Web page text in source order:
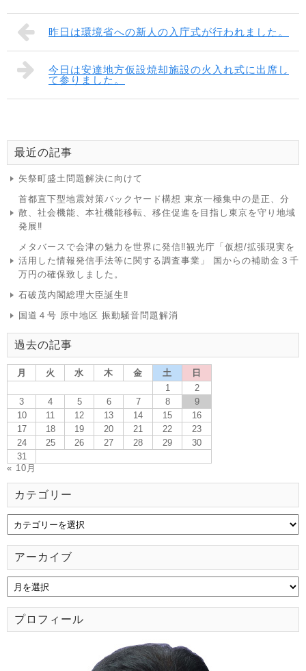
昨日は環境省への新人の入庁式が行われました。
今日は安達地方仮設焼却施設の火入れ式に出席し
て参りました。
最近の記事
矢祭町盛土問題解決に向けて
首都直下型地震対策バックヤード構想 東京一極集中の是正、分
散、社会機能、本社機能移転、移住促進を目指し東京を守り地域
発展‼
メタバースで会津の魅力を世界に発信‼観光庁「仮想/拡張現実を
活用した情報発信手法等に関する調査事業」 国からの補助金３千
万円の確保致しました。
石破茂内閣総理大臣誕生‼
国道４号 原中地区 振動騒音問題解消
過去の記事
月 火 水 木 金 土
日
1
2
3
4 5 6 7 8
9
10
11 12 13 14 15
16
17
18 19 20 21 22
23
24
25 26 27 28 29
30
31
« 10月
カテゴリー
アーカイブ
プロフィール